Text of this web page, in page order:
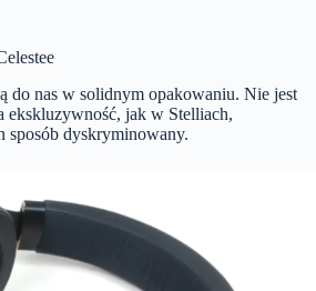
do nas w solidnym opakowaniu. Nie jest
ekskluzywność, jak w Stelliach,
sposób dyskryminowany.